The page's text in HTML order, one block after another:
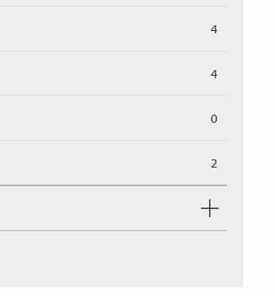
4
4
0
2